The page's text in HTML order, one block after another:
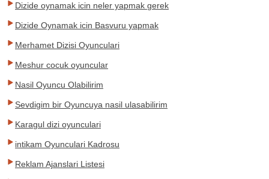
Dizide oynamak icin neler yapmak gerek
Dizide Oynamak icin Basvuru yapmak
Merhamet Dizisi Oyunculari
Meshur cocuk oyuncular
Nasil Oyuncu Olabilirim
Sevdigim bir Oyuncuya nasil ulasabilirim
Karagul dizi oyunculari
intikam Oyunculari Kadrosu
Reklam Ajanslari Listesi